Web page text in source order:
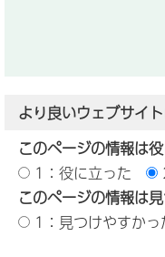
より良いウェブサイ
このページの情報は
1：役に立った
このページの情報は
1：見つけやすかっ